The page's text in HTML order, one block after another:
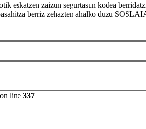
eskatzen zaizun segurtasun kodea
berriz zehazten ahalko duzu
on line 337